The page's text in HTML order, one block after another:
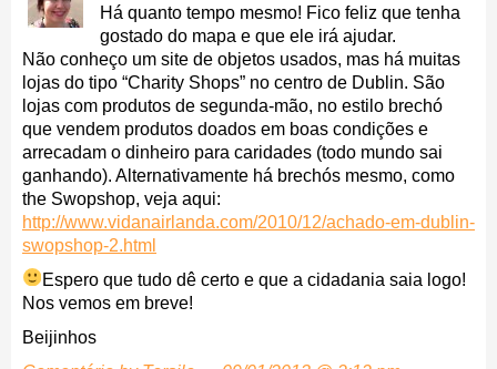
Há quanto tempo mesmo! Fico feliz que tenha
gostado do mapa e que ele irá ajudar.
Não conheço um site de objetos usados, mas há muitas
lojas do tipo “Charity Shops” no centro de Dublin. São
lojas com produtos de segunda-mão, no estilo brechó
que vendem produtos doados em boas condições e
arrecadam o dinheiro para caridades (todo mundo sai
ganhando). Alternativamente há brechós mesmo, como
the Swopshop, veja aqui:
http://www.vidanairlanda.com/2010/12/achado-em-dublin-
swopshop-2.html
Espero que tudo dê certo e que a cidadania saia logo!
Nos vemos em breve!
Beijinhos